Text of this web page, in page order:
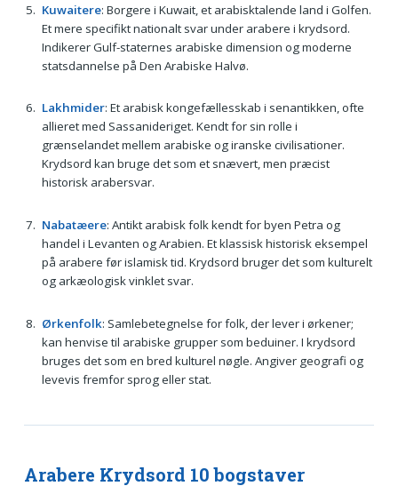
Kuwaitere: Borgere i Kuwait, et arabisktalende land i Golfen.
Et mere specifikt nationalt svar under arabere i krydsord.
Indikerer Gulf-staternes arabiske dimension og moderne
statsdannelse på Den Arabiske Halvø.
Lakhmider: Et arabisk kongefællesskab i senantikken, ofte
allieret med Sassanideriget. Kendt for sin rolle i
grænselandet mellem arabiske og iranske civilisationer.
Krydsord kan bruge det som et snævert, men præcist
historisk arabersvar.
Nabatæere: Antikt arabisk folk kendt for byen Petra og
handel i Levanten og Arabien. Et klassisk historisk eksempel
på arabere før islamisk tid. Krydsord bruger det som kulturelt
og arkæologisk vinklet svar.
Ørkenfolk: Samlebetegnelse for folk, der lever i ørkener;
kan henvise til arabiske grupper som beduiner. I krydsord
bruges det som en bred kulturel nøgle. Angiver geografi og
levevis fremfor sprog eller stat.
Arabere Krydsord 10 bogstaver